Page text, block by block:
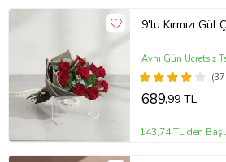
9'lu Kırmızı Gül
Aynı Gün Ücretsiz
689,99 TL
143,74 TL'den